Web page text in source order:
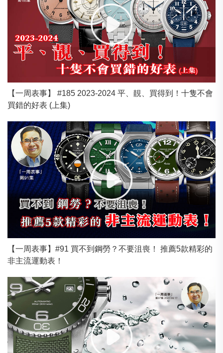
【一周表事】 #185 2023-2024 平、靚、買得到！十隻不會
買錯的好表 (上集)
【一周表事】#91 買不到鋼勞？不要沮喪！ 推薦5款精彩的
非主流運動表！